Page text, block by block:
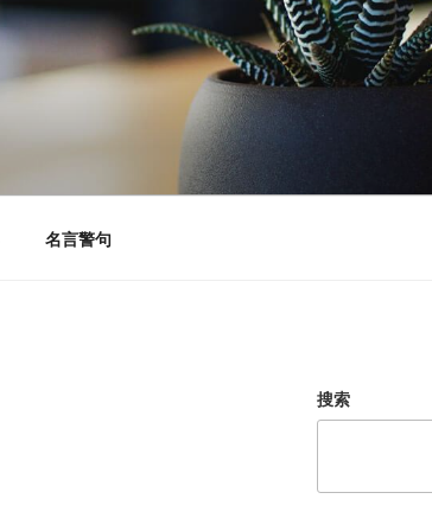
名言警句
搜索